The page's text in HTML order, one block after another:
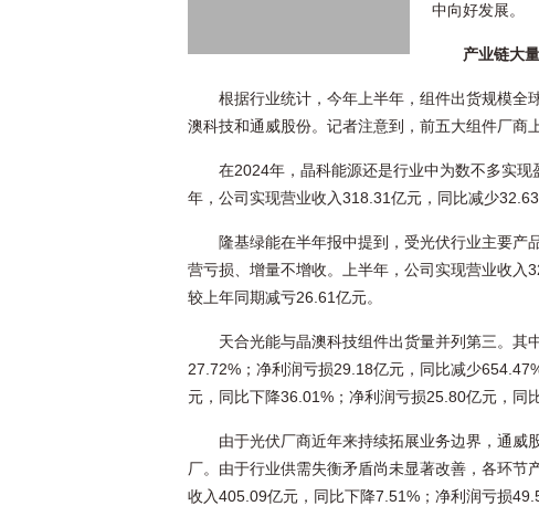
中向好发展。
产业链大
根据行业统计，今年上半年，组件出货规模全
澳科技和通威股份。记者注意到，前五大组件厂商
在2024年，晶科能源还是行业中为数不多实
年，公司实现营业收入318.31亿元，同比减少
隆基绿能在半年报中提到，受光伏行业主要产
营亏损、增量不增收。上半年，公司实现营业收入
较上年同期减亏26.61亿元。
天合光能与晶澳科技组件出货量并列第三。
27.72%；净利润亏损29.18亿元，同比减少
元，同比下降36.01%；净利润亏损25.80亿元，同
由于光伏厂商近年来持续拓展业务边界，通威
厂。由于行业供需失衡矛盾尚未显著改善，各环节
收入405.09亿元，同比下降7.51%；净利润亏损